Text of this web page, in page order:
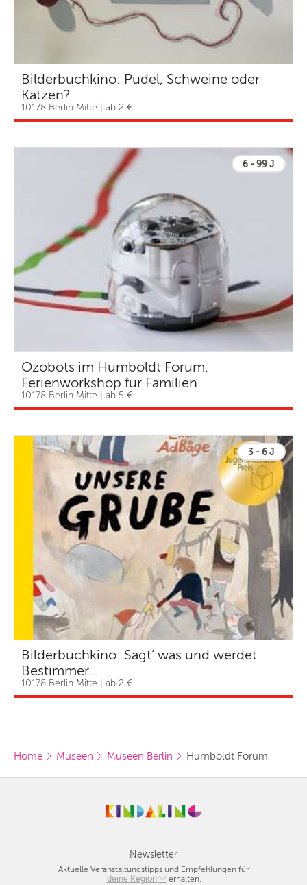
Bilderbuchkino: Pudel, Schweine oder
Katzen?
10178 Berlin Mitte | ab 2 €
6 - 99 J
Ozobots im Humboldt Forum.
Ferienworkshop für Familien
10178 Berlin Mitte | ab 5 €
3 - 6 J
Bilderbuchkino: Sagt‘ was und werdet
Bestimmer...
10178 Berlin Mitte | ab 2 €
Home Museen Museen Berlin Humboldt Forum
Newsletter
Aktuelle Veranstaltungstipps und Empfehlungen für
deine Region
Berlin
erhalten.